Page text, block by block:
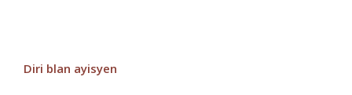
Diri blan ayisyen